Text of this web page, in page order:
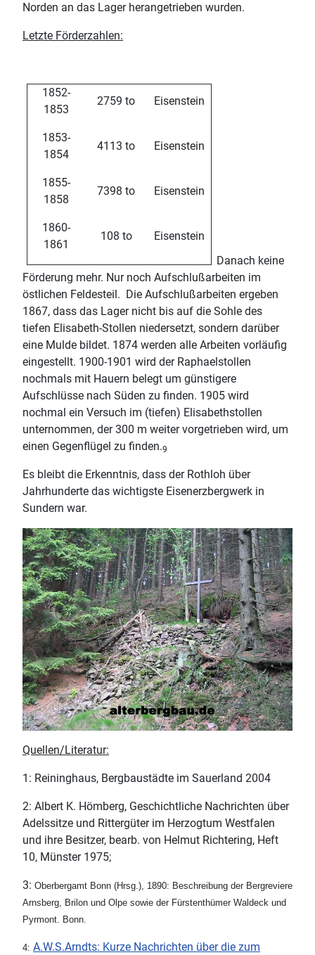
Norden an das Lager herangetrieben wurden.
Letzte Förderzahlen:
1852-
1853
2759 to Eisenstein
1853-
1854
4113 to Eisenstein
1855-
1858
7398 to Eisenstein
1860-
1861
108 to
Eisenstein
Danach keine
Förderung mehr. Nur noch Aufschlußarbeiten im
östlichen Feldesteil. Die Aufschlußarbeiten ergeben
1867, dass das Lager nicht bis auf die Sohle des
tiefen Elisabeth-Stollen niedersetzt, sondern darüber
eine Mulde bildet. 1874 werden alle Arbeiten vorläufig
eingestellt. 1900-1901 wird der Raphaelstollen
nochmals mit Hauern belegt um günstigere
Aufschlüsse nach Süden zu finden. 1905 wird
nochmal ein Versuch im (tiefen) Elisabethstollen
unternommen, der 300 m weiter vorgetrieben wird, um
einen Gegenflügel zu finden.9
Es bleibt die Erkenntnis, dass der Rothloh über
Jahrhunderte das wichtigste Eisenerzbergwerk in
Sundern war.
Quellen/Literatur:
1: Reininghaus, Bergbaustädte im Sauerland 2004
2: Albert K. Hömberg, Geschichtliche Nachrichten über
Adelssitze und Rittergüter im Herzogtum Westfalen
und ihre Besitzer, bearb. von Helmut Richtering, Heft
10, Münster 1975;
3: Oberbergamt Bonn (Hrsg.), 1890: Beschreibung der Bergreviere
Arnsberg, Brilon und Olpe sowie der Fürstenthümer Waldeck und
Pyrmont. Bonn.
4: A.W.S.Arndts: Kurze Nachrichten über die zum